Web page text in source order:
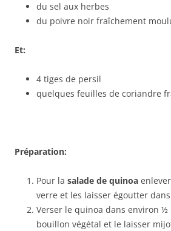
du sel aux herbes
du poivre noir fraîchement
Et:
4 tiges de persil
quelques feuilles de coriandre
Préparation:
Pour la salade de quinoa
verre et les laisser égoutter
Verser le quinoa dans environ ½
bouillon végétal et le laisser